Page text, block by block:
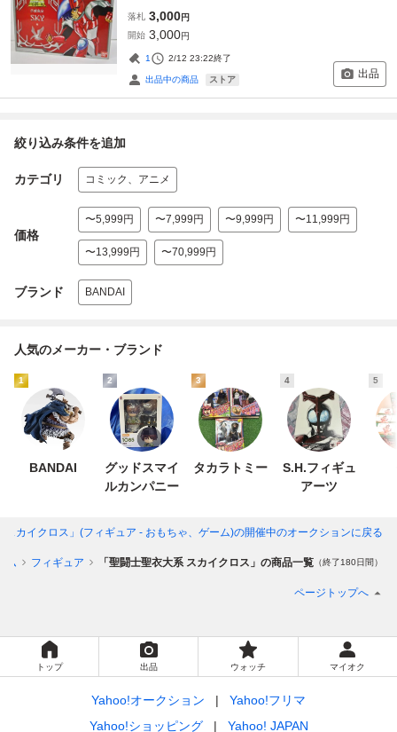
落札 3,000円
開始 3,000円
1 2/12 23:22終了
出品中の商品 ストア 出品
絞り込み条件を追加
カテゴリ コミック、アニメ
価格
〜5,999円 〜7,999円 〜9,999円 〜11,999円
〜13,999円 〜70,999円
ブランド BANDAI
人気のメーカー・ブランド
1
BANDAI
2
グッドスマイ
ルカンパニー
3
タカラトミー
4
S.H.フィギュ
アーツ
5
スカイクロス」(フィギュア - おもちゃ、ゲーム)の開催中のオークションに戻る
ム フィギュア 「聖闘士聖衣大系 スカイクロス」の商品一覧 （終了180日間）
ページトップへ
トップ 出品 ウォッチ マイオク
Yahoo!オークション
Yahoo!フリマ
Yahoo!ショッピング
Yahoo! JAPAN